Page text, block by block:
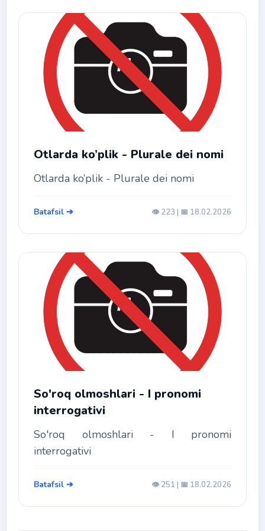
Otlarda ko’plik - Plurale dei nomi
Otlarda ko’plik - Plurale dei nomi
Batafsil ➔ 👁️ 223 | 📅 18.02.2026
So'roq olmoshlari - I pronomi
interrogativi
So'roq olmoshlari - I pronomi
interrogativi
Batafsil ➔ 👁️ 251 | 📅 18.02.2026